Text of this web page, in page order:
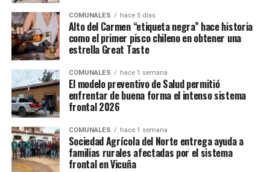
COMUNALES hace 5 días
Alto del Carmen “etiqueta negra” hace historia
como el primer pisco chileno en obtener una
estrella Great Taste
COMUNALES hace 1 semana
El modelo preventivo de Salud permitió
enfrentar de buena forma el intenso sistema
frontal 2026
COMUNALES hace 1 semana
Sociedad Agrícola del Norte entrega ayuda a
familias rurales afectadas por el sistema
frontal en Vicuña